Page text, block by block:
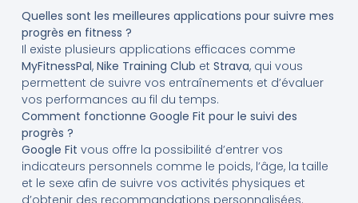
Quelles sont les meilleures applications pour suivre mes
progrès en fitness ?
Il existe plusieurs applications efficaces comme
MyFitnessPal, Nike Training Club et Strava, qui vous
permettent de suivre vos entraînements et d’évaluer
vos performances au fil du temps.
Comment fonctionne Google Fit pour le suivi des
progrès ?
Google Fit vous offre la possibilité d’entrer vos
indicateurs personnels comme le poids, l’âge, la taille
et le sexe afin de suivre vos activités physiques et
d’obtenir des recommandations personnalisées.